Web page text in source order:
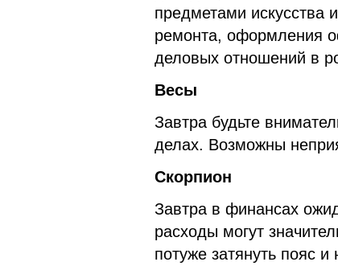
предметами искусства
ремонта, оформления
деловых отношений в
Весы
Завтра будьте
делах. Возможны
Скорпион
Завтра в финансах
расходы могут
потуже затянуть пояс